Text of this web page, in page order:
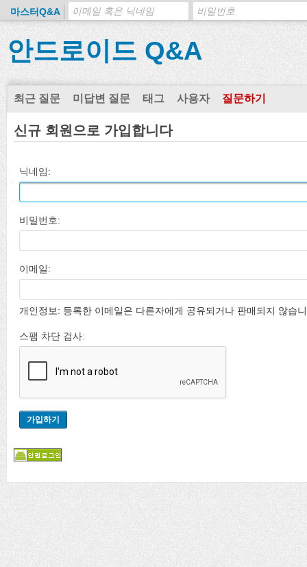
마스터Q&A
안드로이드 Q&A
최근 질문 미답변 질문 태그 사용자 질문하기
신규 회원으로 가입합니다
닉네임:
비밀번호:
이메일:
개인정보: 등록한 이메일은 다른자에게 공유되거나 판매되지 않습
스팸 차단 검사: